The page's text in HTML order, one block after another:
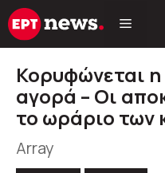
Μετάβαση
σε
Κορυφώνεται η
αγορά – Οι
το ωράριο των
Array